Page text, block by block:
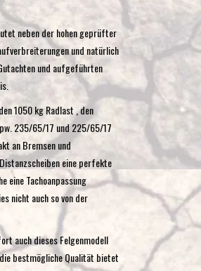
verwenden.
neben der hohen geprüfter
und natürlich
und aufgeführten
1050 kg Radlast , den
235/65/17 und 225/65/17
an Bremsen und
eine perfekte
eine Tachoanpassung
nicht auch so von der
auch dieses Felgenmodell
bestmögliche Qualität bietet